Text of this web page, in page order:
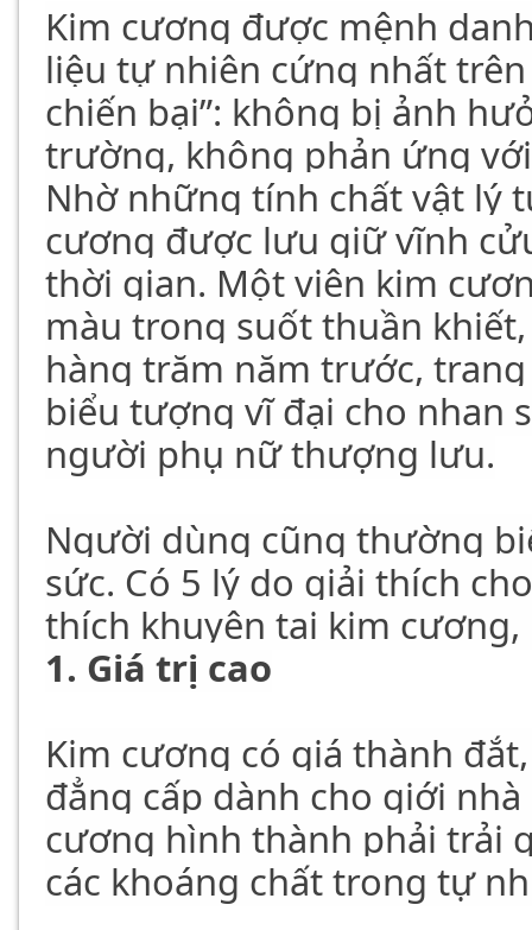
Kim cương được mệnh
liệu tự nhiên cứng nhất
chiến bại”: không bị ảnh
trường, không phản ứng
Nhờ những tính chất vật lý
cương được lưu giữ vĩnh
thời gian. Một viên kim
màu trong suốt thuần
hàng trăm năm trước,
biểu tượng vĩ đại cho nhan
người phụ nữ thượng lưu.
Người dùng cũng thường
sức. Có 5 lý do giải thích
thích khuyên tai kim
1. Giá trị cao
Kim cương có giá thành
đẳng cấp dành cho giới
cương hình thành phải trải
các khoáng chất trong tự